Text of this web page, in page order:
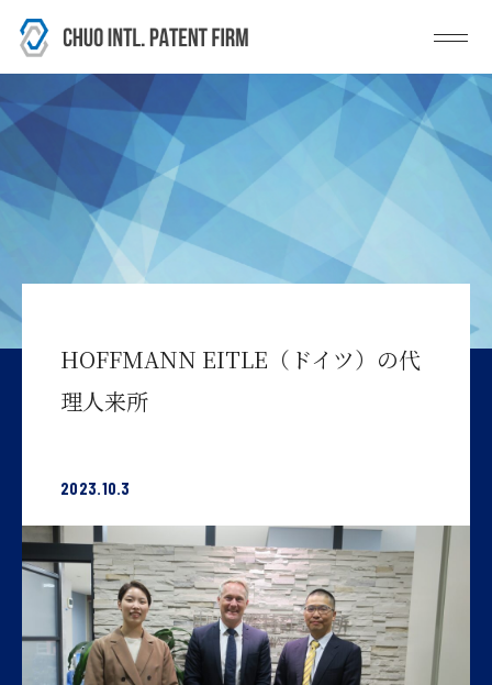
HOFFMANN EITLE（ドイツ）の代
理人来所
2023.10.3